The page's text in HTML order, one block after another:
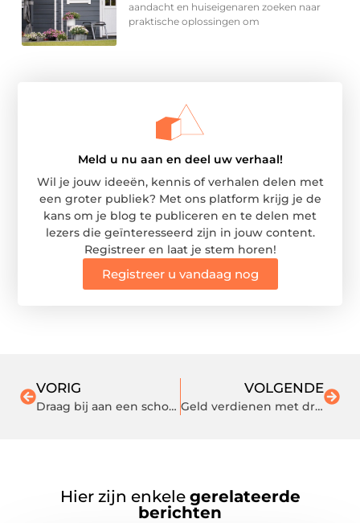
aandacht en huiseigenaren zoeken naar
praktische oplossingen om
Meld u nu aan en deel uw verhaal!
Wil je jouw ideeën, kennis of verhalen delen met
een groter publiek? Met ons platform krijg je de
kans om je blog te publiceren en te delen met
lezers die geïnteresseerd zijn in jouw content.
Registreer en laat je stem horen!
Registreer u vandaag nog
VORIG
Draag bij aan een schonere omgeving
VOLGENDE
Geld verdienen met dronefotografie
Hier zijn enkele gerelateerde
berichten